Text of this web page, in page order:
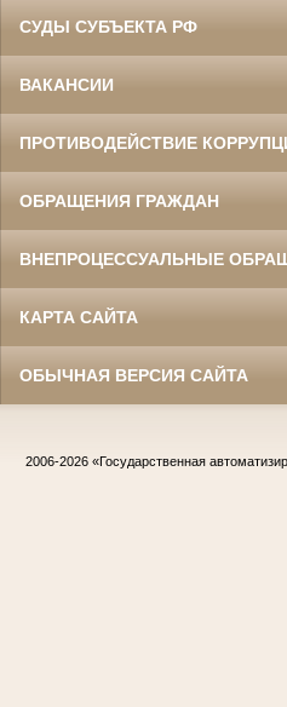
СУДЫ СУБЪЕКТА РФ
ВАКАНСИИ
ПРОТИВОДЕЙСТВИЕ
ОБРАЩЕНИЯ ГРАЖДАН
ВНЕПРОЦЕССУАЛЬНЫЕ
КАРТА САЙТА
ОБЫЧНАЯ ВЕРСИЯ САЙТА
2006-2026 «Государственная